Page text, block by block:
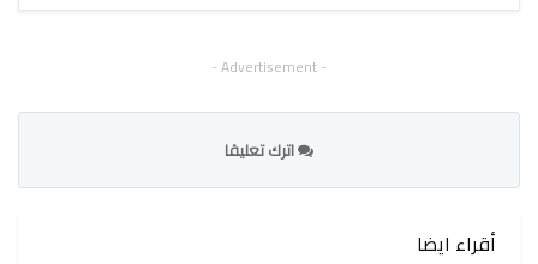
- Advertisement -
اترك تعليقا
أقراء ايضا